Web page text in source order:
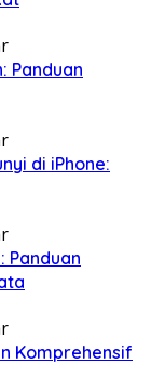
Panduan
di iPhone:
Panduan
Komprehensif